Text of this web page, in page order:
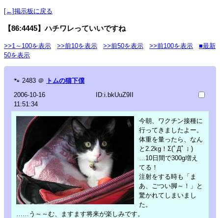
[←]掲示板に戻る
【86:4445】ハチワレっていいですね
>>1～100を表示 >>前10を表示 >>前50を表示 >>前100を表示
■最新
50を表示
🐾 2483 ＠ トムの猫下僕
2006-10-16
11:51:34
ID:i.bkUuZ9II
今朝、ワクチン接種に
行ってきましたよー。
体重を量ったら、なん
と2.2kg！Σ(ﾟДﾟ；)
…10日間で300g増え
てる！
注射をする時も「ま
あ、ごつい脚～！」と
驚かれてしまいまし
た。
……う～～む、ますます将来が楽しみです。